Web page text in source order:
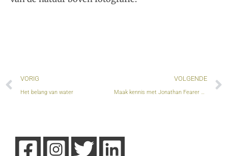
Vorige
VORIG
Het belang van water
VOLGENDE
Maak kennis met Jonathan Fearer – Nature First-ambassadeur